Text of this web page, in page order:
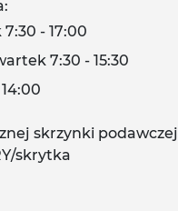
- 17:00
7:30 - 15:30
skrzynki podawczej
skrytka